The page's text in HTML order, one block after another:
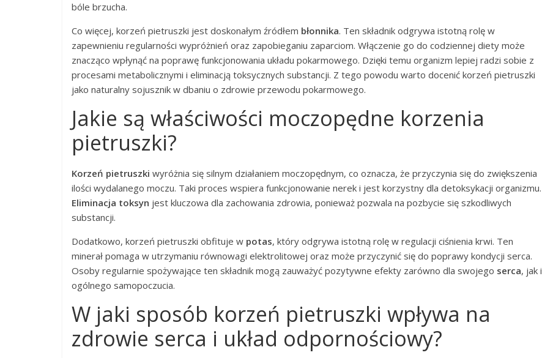
bóle brzucha.
Co więcej, korzeń pietruszki jest doskonałym źródłem błonnika. Ten składnik odgrywa istotną rolę w
zapewnieniu regularności wypróżnień oraz zapobieganiu zaparciom. Włączenie go do codziennej diety może
znacząco wpłynąć na poprawę funkcjonowania układu pokarmowego. Dzięki temu organizm lepiej radzi sobie z
procesami metabolicznymi i eliminacją toksycznych substancji. Z tego powodu warto docenić korzeń pietruszki
jako naturalny sojusznik w dbaniu o zdrowie przewodu pokarmowego.
Jakie są właściwości moczopędne korzenia
pietruszki?
Korzeń pietruszki wyróżnia się silnym działaniem moczopędnym, co oznacza, że przyczynia się do zwiększenia
ilości wydalanego moczu. Taki proces wspiera funkcjonowanie nerek i jest korzystny dla detoksykacji organizmu.
Eliminacja toksyn jest kluczowa dla zachowania zdrowia, ponieważ pozwala na pozbycie się szkodliwych
substancji.
Dodatkowo, korzeń pietruszki obfituje w potas, który odgrywa istotną rolę w regulacji ciśnienia krwi. Ten
minerał pomaga w utrzymaniu równowagi elektrolitowej oraz może przyczynić się do poprawy kondycji serca.
Osoby regularnie spożywające ten składnik mogą zauważyć pozytywne efekty zarówno dla swojego serca, jak i
ogólnego samopoczucia.
W jaki sposób korzeń pietruszki wpływa na
zdrowie serca i układ odpornościowy?